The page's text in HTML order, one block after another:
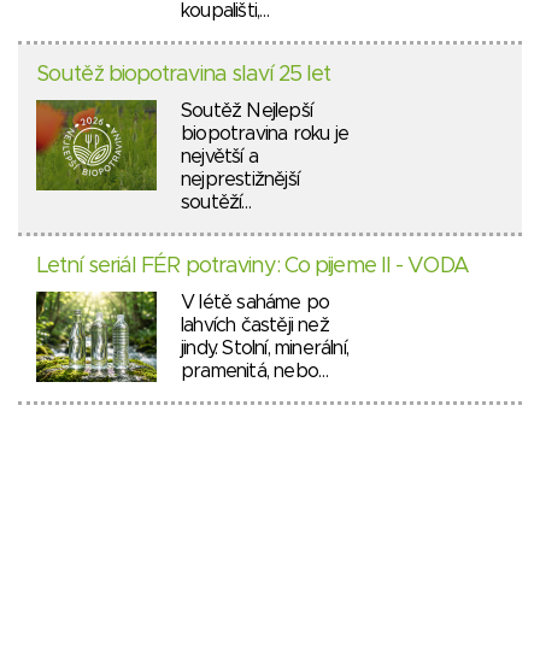
koupališti,…
Soutěž biopotravina slaví 25 let
Soutěž Nejlepší
biopotravina roku je
největší a
nejprestižnější
soutěží…
Letní seriál FÉR potraviny: Co pijeme II - VODA
V létě saháme po
lahvích častěji než
jindy. Stolní, minerální,
pramenitá, nebo…